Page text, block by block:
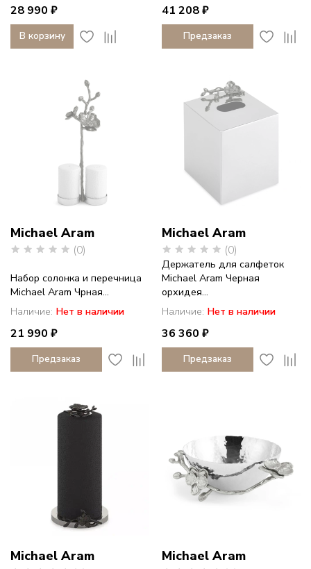
28 990 ₽
В корзину
41 208 ₽
Предзаказ
Michael Aram
(0)
Набор солонка и перечница
Michael Aram Чрная...
Наличие: Нет в наличии
21 990 ₽
Предзаказ
Michael Aram
(0)
Держатель для салфеток
Michael Aram Черная
орхидея...
Наличие: Нет в наличии
36 360 ₽
Предзаказ
Michael Aram Michael Aram